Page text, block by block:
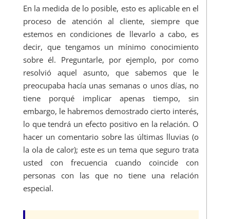
En la medida de lo posible, esto es aplicable en el
proceso de atención al cliente, siempre que
estemos en condiciones de llevarlo a cabo, es
decir, que tengamos un mínimo conocimiento
sobre él. Preguntarle, por ejemplo, por como
resolvió aquel asunto, que sabemos que le
preocupaba hacía unas semanas o unos días, no
tiene porqué implicar apenas tiempo, sin
embargo, le habremos demostrado cierto interés,
lo que tendrá un efecto positivo en la relación. O
hacer un comentario sobre las últimas lluvias (o
la ola de calor); este es un tema que seguro trata
usted con frecuencia cuando coincide con
personas con las que no tiene una relación
especial.